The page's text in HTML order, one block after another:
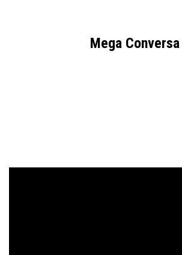
Mega Conversa